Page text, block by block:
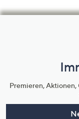
Premieren,